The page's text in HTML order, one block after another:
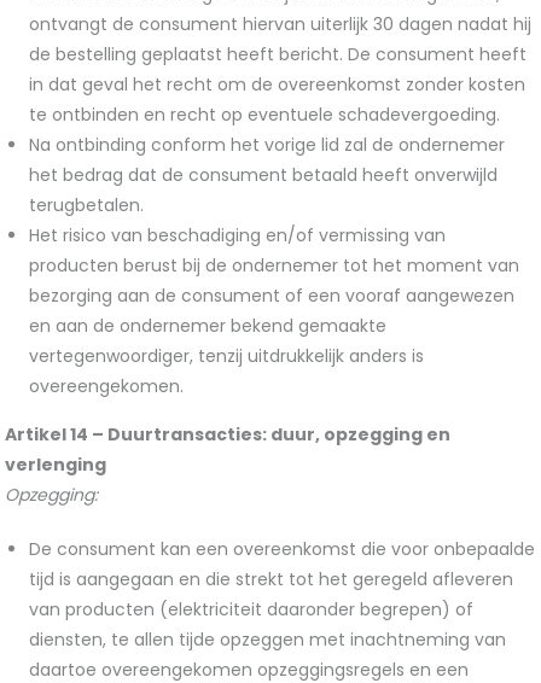
ontvangt de consument hiervan uiterlijk 30 dagen nadat hij
de bestelling geplaatst heeft bericht. De consument heeft
in dat geval het recht om de overeenkomst zonder kosten
te ontbinden en recht op eventuele schadevergoeding.
Na ontbinding conform het vorige lid zal de ondernemer
het bedrag dat de consument betaald heeft onverwijld
terugbetalen.
Het risico van beschadiging en/of vermissing van
producten berust bij de ondernemer tot het moment van
bezorging aan de consument of een vooraf aangewezen
en aan de ondernemer bekend gemaakte
vertegenwoordiger, tenzij uitdrukkelijk anders is
overeengekomen.
Artikel 14 – Duurtransacties: duur, opzegging en
verlenging
Opzegging:
De consument kan een overeenkomst die voor onbepaalde
tijd is aangegaan en die strekt tot het geregeld afleveren
van producten (elektriciteit daaronder begrepen) of
diensten, te allen tijde opzeggen met inachtneming van
daartoe overeengekomen opzeggingsregels en een